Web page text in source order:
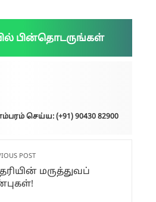
பின்தொடருங்கள்
செய்ய: (+91) 90430 82900
POST
மருத்துவப்